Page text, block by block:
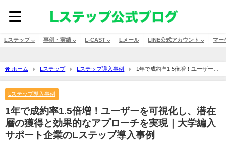
Lステップ ⌵ 事例・実績 ⌵ L-CAST ⌵ Lメール LINE公式アカウント ⌵ マー
ホーム Lステップ Lステップ導入事例
1年で成約率1.5倍増！ユーザーを
可視化し、潜在層の獲得と効果的なアプローチを実現｜大学編入サポート企業のLステ
Lステップ導入事例
1年で成約率1.5倍増！ユーザーを可視化し、潜在
層の獲得と効果的なアプローチを実現｜大学編入
サポート企業のLステップ導入事例